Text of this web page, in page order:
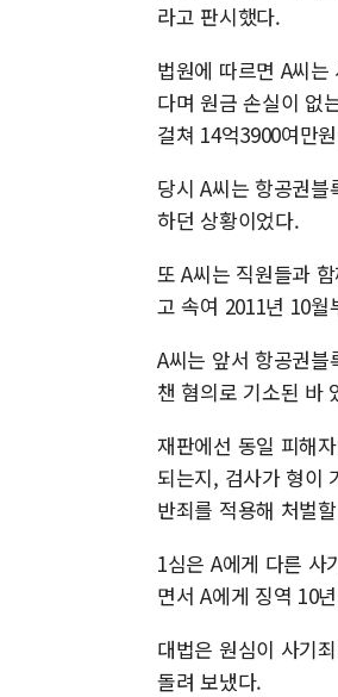
라고 판시했다.
법원에 따르면 A씨
다며 원금 손실이 없
걸쳐 14억3900여만
당시 A씨는 항공권
하던 상황이었다.
또 A씨는 직원들과
고 속여 2011년 10월
A씨는 앞서 항공권
챈 혐의로 기소된 바
재판에선 동일 피해
되는지, 검사가 형이
반죄를 적용해 처벌
1심은 A에게 다른 사
면서 A에게 징역 10
대법은 원심이 사기
돌려 보냈다.